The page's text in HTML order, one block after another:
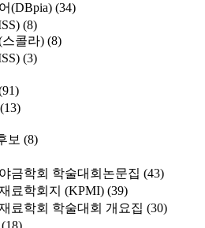
(DBpia) (34)
(8)
스콜라) (8)
(3)
(13)
보 (8)
금학회 학술대회논문집 (43)
료학회지 (KPMI) (39)
료학회 학술대회 개요집 (30)
(18)